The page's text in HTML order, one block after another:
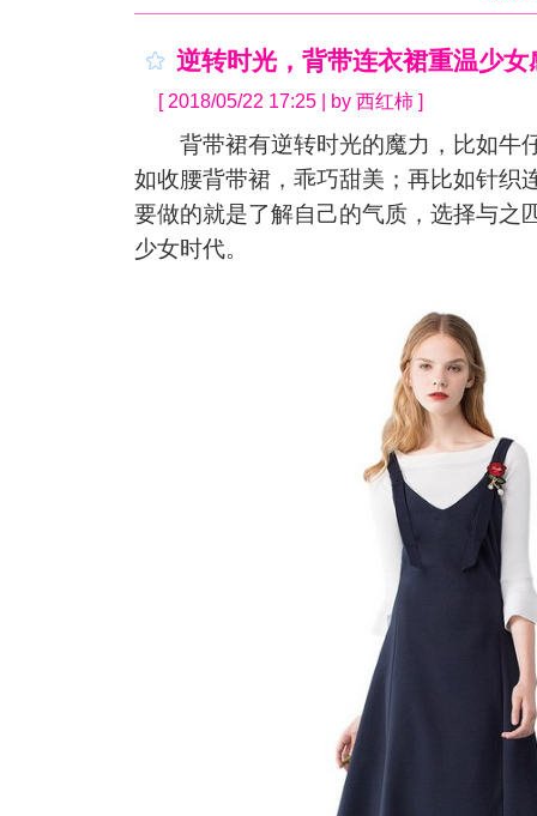
逆转时光，背带连衣裙重温少女
[ 2018/05/22 17:25 | by 西红柿 ]
背带裙有逆转时光的魔力，比如牛
如收腰背带裙，乖巧甜美；再比如针织
要做的就是了解自己的气质，选择与之
少女时代。